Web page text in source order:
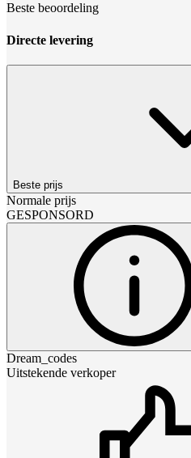
Beste beoordeling
Directe levering
Beste prijs
Normale prijs
GESPONSORD
Dream_codes
Uitstekende verkoper